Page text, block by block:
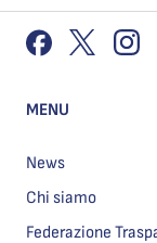
MENU
News
Chi siamo
Federazione